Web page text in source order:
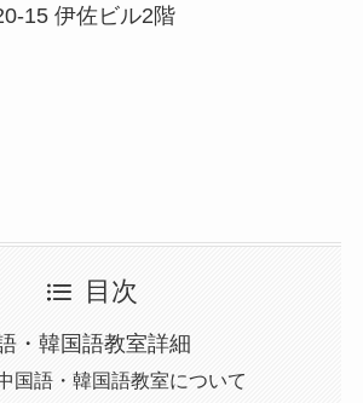
15 伊佐ビル2階
目次
・韓国語教室詳細
国語・韓国語教室について